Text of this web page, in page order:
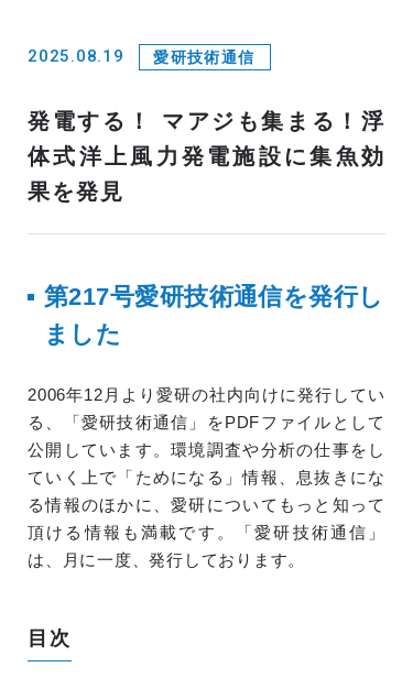
2025.08.19 愛研技術通信
発電する！ マアジも集まる！浮
体式洋上風力発電施設に集魚効
果を発見
第217号愛研技術通信を発行し
ました
2006年12月より愛研の社内向けに発行してい
る、「愛研技術通信」をPDFファイルとして
公開しています。環境調査や分析の仕事をし
ていく上で「ためになる」情報、息抜きにな
る情報のほかに、愛研についてもっと知って
頂ける情報も満載です。「愛研技術通信」
は、月に一度、発行しております。
目次